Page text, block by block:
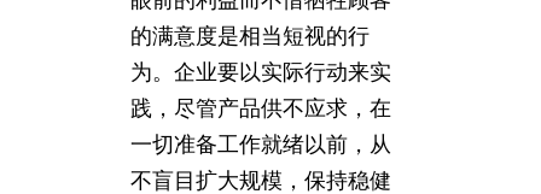
的满意度是相当短视的行
为。企业要以实际行动来实
践，尽管产品供不应求，在
一切准备工作就绪以前，从
不盲目扩大规模，保持稳健